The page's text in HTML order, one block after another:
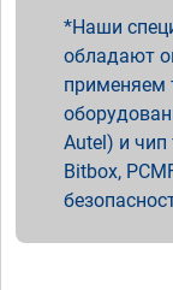
Наши
обладают
применяем
Autel) и чип
Bitbox,